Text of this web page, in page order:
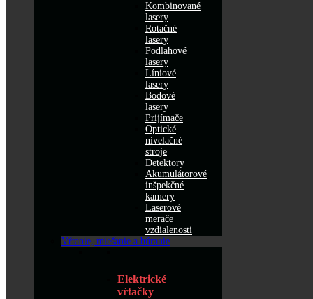
Kombinované
lasery
Rotačné
lasery
Podlahové
lasery
Líniové
lasery
Bodové
lasery
Prijímače
Optické
nivelačné
stroje
Detektory
Akumulátorové
inšpekčné
kamery
Laserové
merače
vzdialenosti
Vŕtanie, miešanie a búranie
Elektrické
vŕtačky